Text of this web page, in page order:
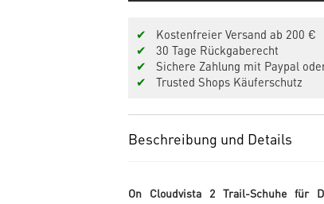
✔
Kostenfreier Versand ab 200 €
✔
30 Tage Rückgaberecht
✔
Sichere Zahlung mit Paypal
✔
Trusted Shops Käuferschutz
Beschreibung und Details
On Cloudvista 2 Trail-Schuhe für